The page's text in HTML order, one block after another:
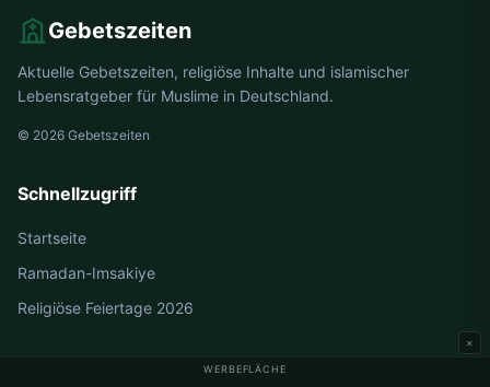
WERBEFLÄCHE
×
Gebetszeiten
Aktuelle Gebetszeiten, religiöse Inhalte und islamischer
Lebensratgeber für Muslime in Deutschland.
© 2026 Gebetszeiten
Schnellzugriff
Startseite
Ramadan-Imsakiye
Religiöse Feiertage 2026
Gebetszeiten Deutschland